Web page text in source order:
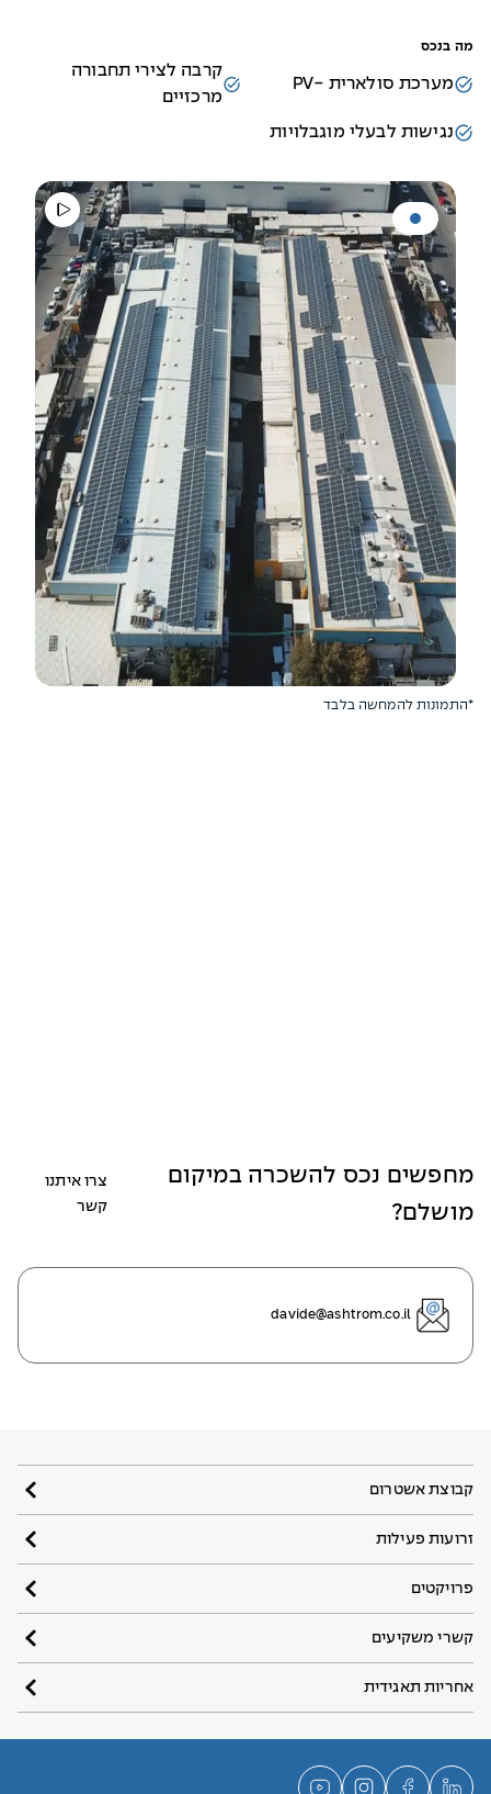
מה בנכס
מערכת סולארית -PV
קרבה לצירי תחבורה
מרכזיים
נגישות לבעלי מוגבלויות
*התמונות להמחשה בלבד
מחפשים נכס להשכרה במיקום
מושלם?
צרו איתנו
קשר
davide@ashtrom.co.il
קבוצת אשטרום
זרועות פעילות
פרויקטים
קשרי משקיעים
אחריות תאגידית